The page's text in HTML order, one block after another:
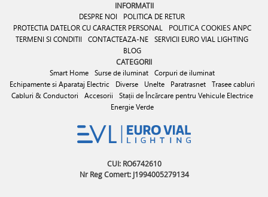
INFORMATII
DESPRE NOI
POLITICA DE RETUR
PROTECTIA DATELOR CU CARACTER PERSONAL
POLITICA COOKIES ANPC
TERMENI SI CONDITII
CONTACTEAZA-NE SERVICII EURO VIAL LIGHTING
BLOG
CATEGORII
Smart Home Surse de iluminat
Corpuri de iluminat
Echipamente si Aparataj Electric
Diverse Unelte Paratrasnet
Trasee cabluri
Cabluri & Conductori
Accesorii
Stații de Încărcare pentru Vehicule Electrice
Energie Verde
CUI: RO6742610
Nr Reg Comert: J1994005279134